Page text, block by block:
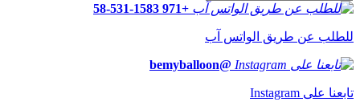
+971 58-531-1583
للطلب عن طريق الواتس آب
@bemyballoon
تابعنا على Instagram